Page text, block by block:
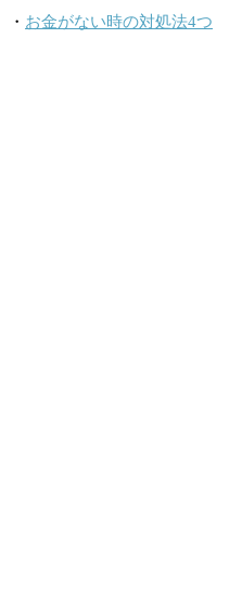
・ お金がない時の対処法4つ